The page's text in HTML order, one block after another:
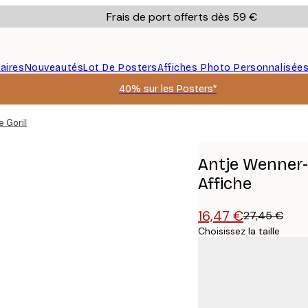
Frais de port offerts dès 59 €
NouveautésLot De PostersAffiches Photo
40% sur les Posters*
Pensif Affiche
Antje
Affiche
16,47 €27,45 €
Choisissez la taille